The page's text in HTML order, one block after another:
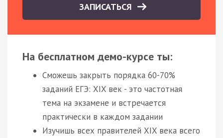
ЗАПИСАТЬСЯ
На бесплатном демо-курсе ты:
Сможешь закрыть порядка 60-70%
заданий ЕГЭ: XIX век - это частотная
тема на экзамене и встречается
практически в каждом задании
Изучишь всех правителей XIX века всего